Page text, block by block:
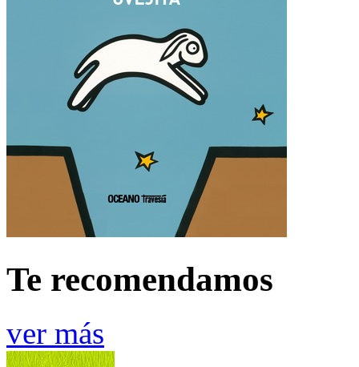
Te recomendamos
ver más